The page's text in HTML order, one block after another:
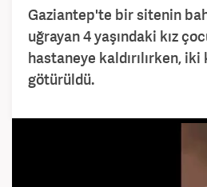
Gaziantep'te bir sitenin
uğrayan 4 yaşındaki kız
hastaneye kaldırılırken,
götürüldü.